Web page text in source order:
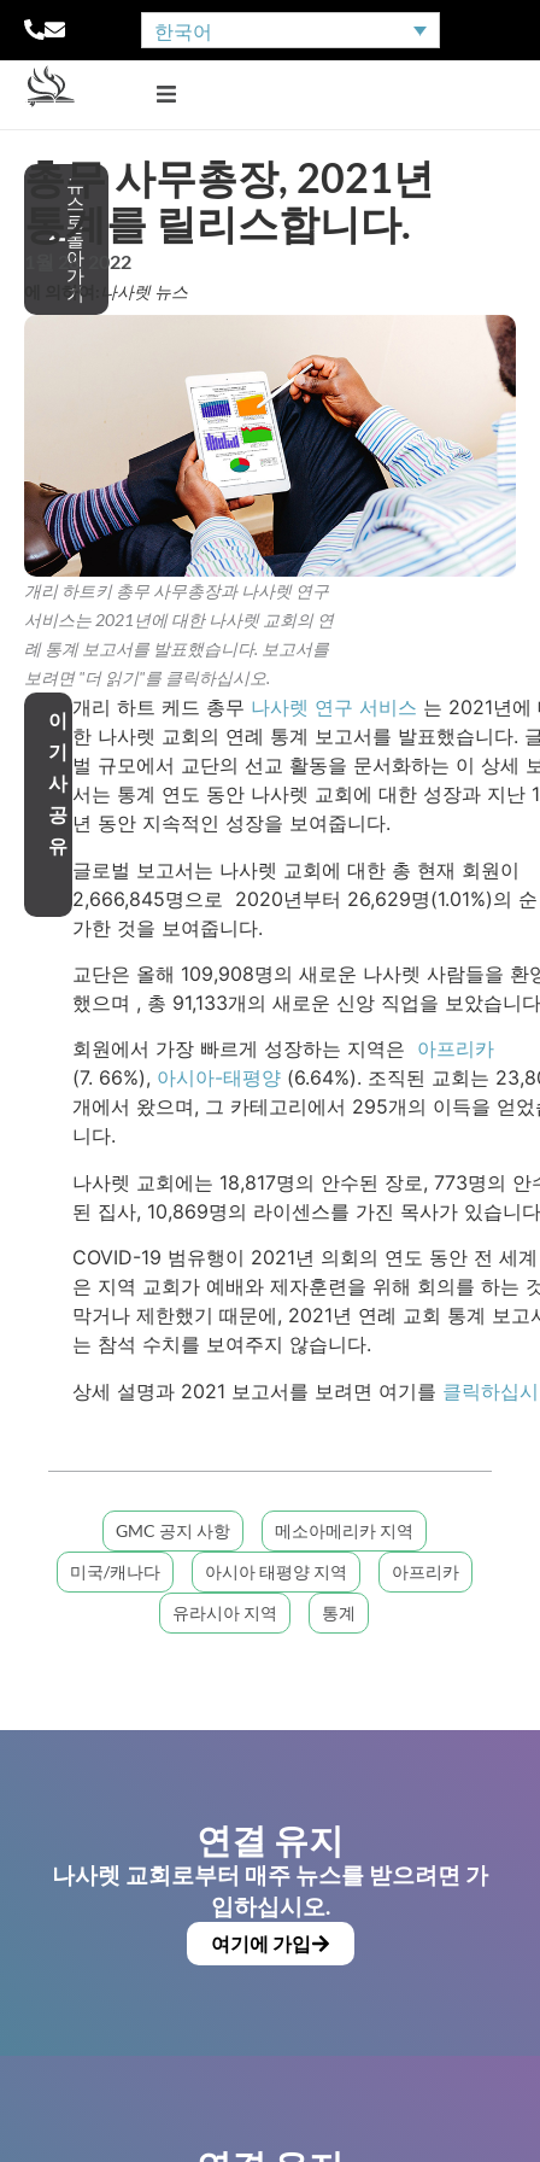
한국어
뉴
스
로
돌
아
가
기
총무 사무총장, 2021년
통계를 릴리스합니다.
1월 28, 2022
에 의하여: 나사렛 뉴스
개리 하트키 총무 사무총장과 나사렛 연구
서비스는 2021년에 대한 나사렛 교회의 연
례 통계 보고서를 발표했습니다. 보고서를
보려면 "더 읽기"를 클릭하십시오.
이
기
사
공
유
개리 하트 케드 총무 나사렛 연구 서비스 는 2021년에
한 나사렛 교회의 연례 통계 보고서를 발표했습니다.
벌 규모에서 교단의 선교 활동을 문서화하는 이 상세
서는 통계 연도 동안 나사렛 교회에 대한 성장과 지난
년 동안 지속적인 성장을 보여줍니다.
글로벌 보고서는 나사렛 교회에 대한 총 현재 회원이
2,666,845명으로 2020년부터 26,629명(1.01%)의
가한 것을 보여줍니다.
교단은 올해 109,908명의 새로운 나사렛 사람들을 환
했으며 , 총 91,133개의 새로운 신앙 직업을 보았습니
회원에서 가장 빠르게 성장하는 지역은 아프리카
(7. 66%), 아시아-태평양 (6.64%). 조직된 교회는
개에서 왔으며, 그 카테고리에서 295개의 이득을 얻었
니다.
나사렛 교회에는 18,817명의 안수된 장로, 773명의 안
된 집사, 10,869명의 라이센스를 가진 목사가 있습니
COVID-19 범유행이 2021년 의회의 연도 동안 전 세
은 지역 교회가 예배와 제자훈련을 위해 회의를 하는
막거나 제한했기 때문에, 2021년 연례 교회 통계 보고
는 참석 수치를 보여주지 않습니다.
상세 설명과 2021 보고서를 보려면 여기를 클릭하십
GMC 공지 사항
메소아메리카 지역
미국/캐나다
아시아 태평양 지역
아프리카
유라시아 지역
통계
연결 유지
나사렛 교회로부터 매주 뉴스를 받으려면 가
입하십시오.
여기에 가입